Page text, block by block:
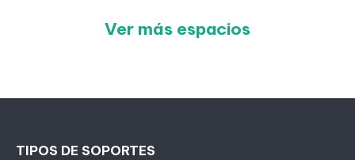
Ver más espacios
TIPOS DE SOPORTES